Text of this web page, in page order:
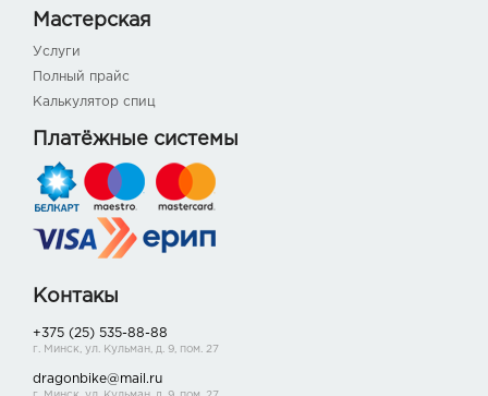
Мастерская
Услуги
Полный прайс
Калькулятор спиц
Платёжные системы
Контакы
+375 (25) 535-88-88
г. Минск, ул. Кульман, д. 9, пом. 27
dragonbike@mail.ru